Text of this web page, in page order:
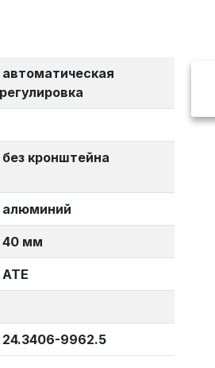
автоматическая
регулировка
без кронштейна
алюминий
40 мм
ATE
24.3406-9962.5